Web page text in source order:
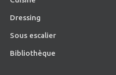
Dressing
Sous escalier
Bibliothèque